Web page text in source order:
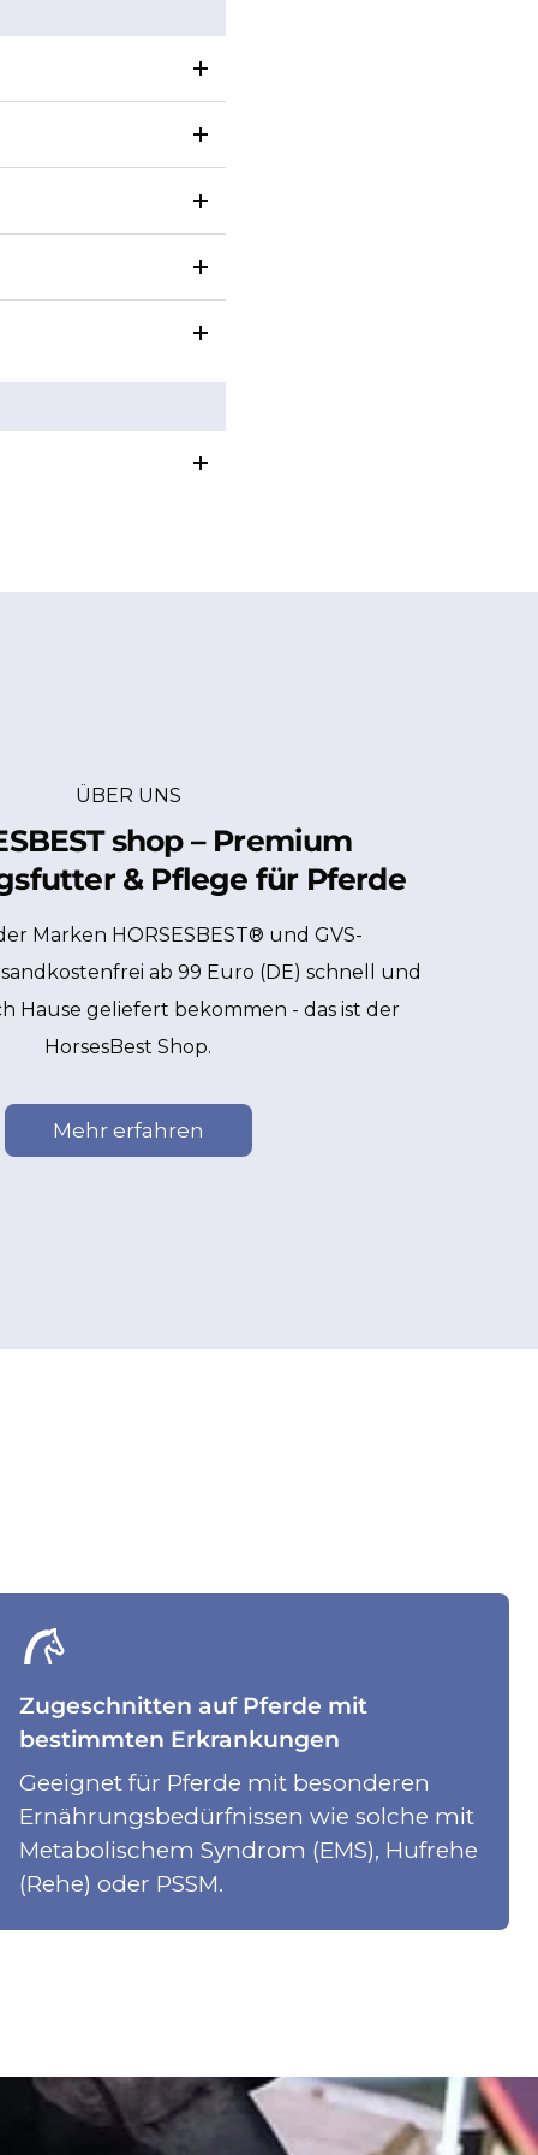
ÜBER UNS
shop – Premium
& Pflege für Pferde
Marken HORSESBEST® und GVS-
ab 99 Euro (DE) schnell und
Hause geliefert bekommen - das ist der
HorsesBest Shop.
Mehr erfahren
Zugeschnitten auf Pferde mit
bestimmten Erkrankungen
Geeignet für Pferde mit besonderen
Ernährungsbedürfnissen wie solche mit
Metabolischem Syndrom (EMS), Hufrehe
(Rehe) oder PSSM.